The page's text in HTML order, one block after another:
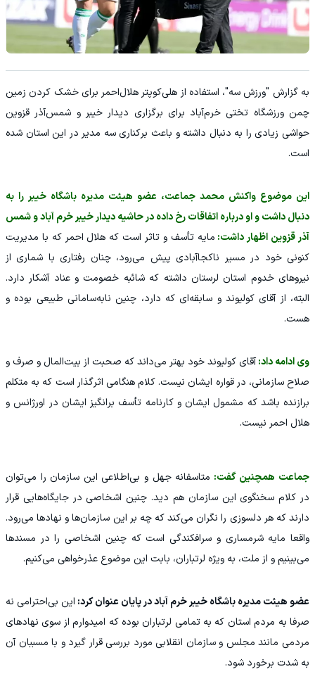
به گزارش "ورزش سه"، استفاده از هلی‌کوپتر هلال‌احمر برای خشک کردن زمین
چمن ورزشگاه تختی خرم‌آباد برای برگزاری دیدار خیبر و شمس‌آذر قزوین
حواشی زیادی را به دنبال داشته و باعث برکناری سه مدیر در این استان شده
است.
این موضوع واکنش محمد جماعت، عضو هیئت مدیره باشگاه خیبر را به
دنبال داشت و او درباره اتفاقات رخ داده در حاشیه دیدار خیبر خرم آباد و شمس
آذر قزوین اظهار داشت: مایه تأسف و تاثر است که هلال احمر که با مدیریت
کنونی خود در مسیر ناکجاآبادی پیش می‌رود، چنان رفتاری با شماری از
نیروهای خدوم استان لرستان داشته که شائبه خصومت و عناد آشکار دارد.
البته، از آقای کولیوند و سابقه‌ای که دارد، چنین نابه‌سامانی طبیعی بوده و
هست.
وی ادامه داد:آقای کولیوند خود بهتر می‌داند که صحبت از بیت‌المال و صرف و
صلاح سازمانی، در قواره ایشان نیست. کلام هنگامی اثرگذار است که به متکلم
برازنده باشد که مشمول ایشان و کارنامه تأسف برانگیز ایشان در اورژانس و
هلال احمر نیست.
جماعت همچنین گفت: متاسفانه جهل و بی‌اطلاعی این سازمان را می‌توان
در کلام سخنگوی این سازمان هم دید. چنین اشخاصی در جایگاه‌هایی قرار
دارند که هر دلسوزی را نگران می‌کند که چه بر این سازمان‌ها و نهادها می‌رود.
واقعا مایه شرمساری و سرافکندگی است که چنین اشخاصی را در مسندها
می‌بینیم و از ملت، به ویژه لرتباران، بابت این موضوع عذرخواهی می‌کنیم.
عضو هیئت مدیره باشگاه خیبر خرم آباد در پایان عنوان کرد: این بی‌احترامی نه
صرفا به مردم استان که به تمامی لرتباران بوده که امیدوارم از سوی نهادهای
مردمی مانند مجلس و سازمان انقلابی مورد بررسی قرار گیرد و با مسببان آن
به شدت برخورد شود.